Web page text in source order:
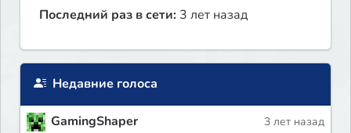
Последний раз в сети: 3 лет назад
Недавние голоса
GamingShaper 3 лет назад